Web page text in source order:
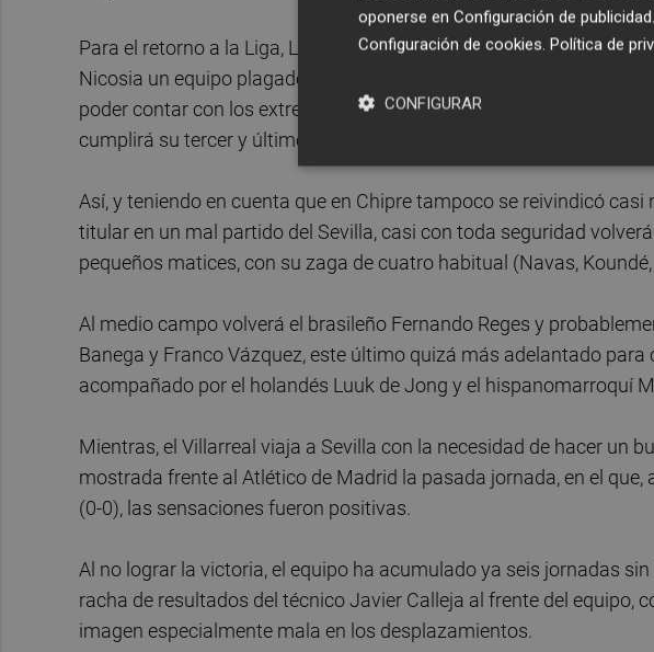
Para el retorno a la Liga, Lopetegui volverá a utilizar a los
Nicosia un equipo plagado de habituales suplentes, como hasta
poder contar con los extremos Manuel Agudo 'Nolito', lesionado, y
cumplirá su tercer y último partido de sanción tras su expulsión en
Así, y teniendo en cuenta que en Chipre tampoco se reivindicó
titular en un mal partido del Sevilla, casi con toda seguridad
pequeños matices, con su zaga de cuatro habitual (Navas,
Al medio campo volverá el brasileño Fernando Reges y
Banega y Franco Vázquez, este último quizá más adelantado para
acompañado por el holandés Luuk de Jong y el hispanomarroquí
Mientras, el Villarreal viaja a Sevilla con la necesidad de hacer un
mostrada frente al Atlético de Madrid la pasada jornada, en el
(0-0), las sensaciones fueron positivas.
Al no lograr la victoria, el equipo ha acumulado ya seis jornadas
racha de resultados del técnico Javier Calleja al frente del equipo,
imagen especialmente mala en los desplazamientos.
oponerse en Configuración de publicidad
Configuración de cookies. Política de
CONFIGURAR